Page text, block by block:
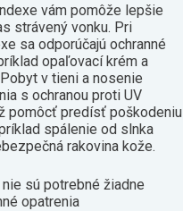
vám pomôže lepšie
strávený vonku. Pri
sa odporúčajú ochranné
opaľovací krém a
v tieni a nosenie
s ochranou proti UV
pomôcť predísť poškodeniu
spálenie od slnka
rakovina kože.
nie sú potrebné žiadne
opatrenia